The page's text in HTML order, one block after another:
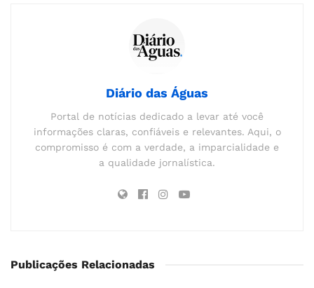
Diário das Águas
Portal de notícias dedicado a levar até você
informações claras, confiáveis e relevantes. Aqui, o
compromisso é com a verdade, a imparcialidade e
a qualidade jornalística.
Publicações Relacionadas